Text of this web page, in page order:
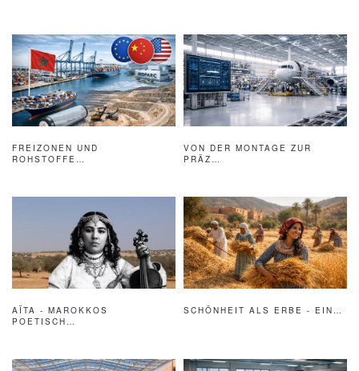
FREIZONEN UND
ROHSTOFFE…
VON DER MONTAGE ZUR
PRÄZ…
AÏTA - MAROKKOS
POETISCH…
SCHÖNHEIT ALS ERBE - EIN…